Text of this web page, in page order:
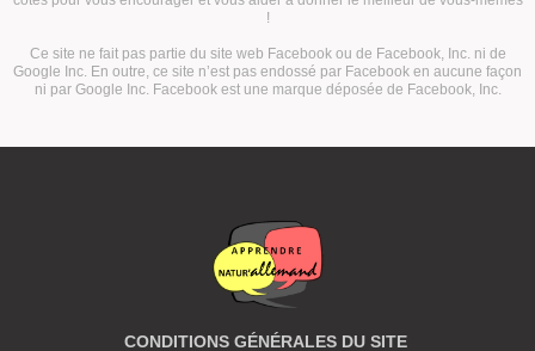
!
Ce site ne fait pas partie du site web Facebook ou de Facebook, Inc. ni de
Google Inc. En outre, ce site n’est pas endossé par Facebook en aucune façon
ni par Google Inc. Facebook est une marque déposée de Facebook, Inc.
CONDITIONS GÉNÉRALES DU SITE